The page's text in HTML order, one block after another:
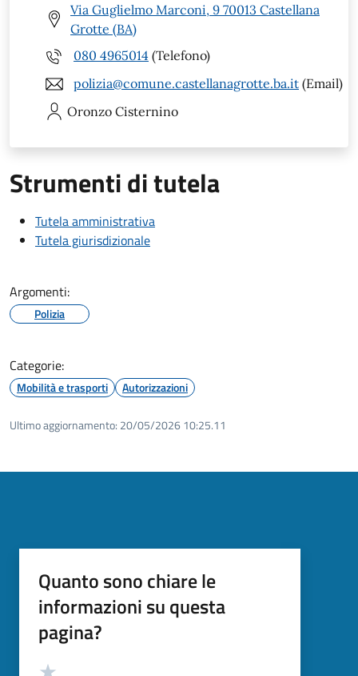
Via Guglielmo Marconi, 9 70013 Castellana
Grotte (BA)
080 4965014 (Telefono)
polizia@comune.castellanagrotte.ba.it (Email)
Oronzo Cisternino
Strumenti di tutela
Tutela amministrativa
Tutela giurisdizionale
Argomenti:
Polizia
Categorie:
Mobilità e trasporti Autorizzazioni
Ultimo aggiornamento: 20/05/2026 10:25.11
Quanto sono chiare le
informazioni su questa
pagina?
Valutazione